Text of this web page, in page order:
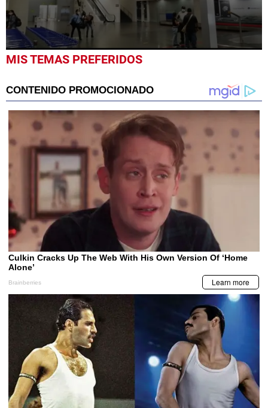
0
seconds
seconds
MIS TEMAS PREFERIDOS